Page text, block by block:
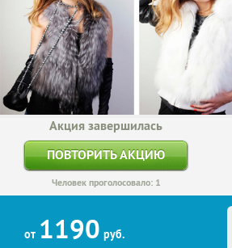
Акция завершилась
ПОВТОРИТЬ АКЦИЮ
Человек проголосовало: 1
от 1190 руб.